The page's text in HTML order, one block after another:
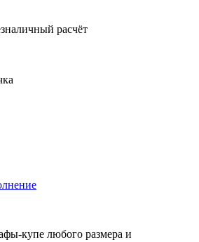
расчёт
купе любого размера и